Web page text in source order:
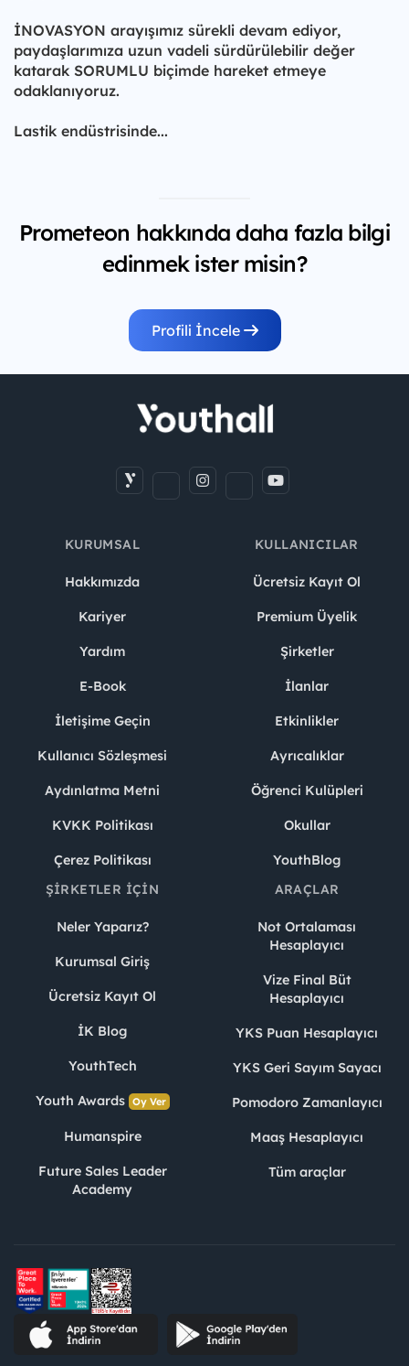
İNOVASYON arayışımız sürekli devam ediyor,
paydaşlarımıza uzun vadeli sürdürülebilir değer
katarak SORUMLU biçimde hareket etmeye
odaklanıyoruz.
Lastik endüstrisinde...
Prometeon hakkında daha fazla bilgi
edinmek ister misin?
Profili İncele
KURUMSAL
Hakkımızda
Kariyer
Yardım
E-Book
İletişime Geçin
Kullanıcı Sözleşmesi
Aydınlatma Metni
KVKK Politikası
Çerez Politikası
KULLANICILAR
Ücretsiz Kayıt Ol
Premium Üyelik
Şirketler
İlanlar
Etkinlikler
Ayrıcalıklar
Öğrenci Kulüpleri
Okullar
YouthBlog
ŞIRKETLER İÇIN
Neler Yaparız?
Kurumsal Giriş
Ücretsiz Kayıt Ol
İK Blog
YouthTech
Youth Awards Oy Ver
Humanspire
Future Sales Leader
Academy
ARAÇLAR
Not Ortalaması
Hesaplayıcı
Vize Final Büt
Hesaplayıcı
YKS Puan Hesaplayıcı
YKS Geri Sayım Sayacı
Pomodoro Zamanlayıcı
Maaş Hesaplayıcı
Tüm araçlar